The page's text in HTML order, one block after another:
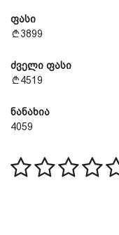
ფასი
3899
ძველი ფასი
4519
ნანახია
4059